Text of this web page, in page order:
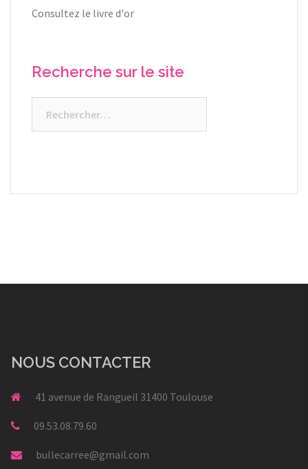
Consultez le livre d'or
Recherche sur le site
NOUS CONTACTER
41 avenue de Rangueil 31400 Toulouse
09.53.08.79.60
bullecarree@gmail.com